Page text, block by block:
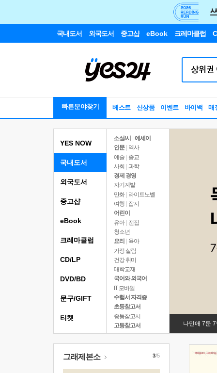
국내도서 외국도서 중고샵 eBook 크레마클럽
빠른분야찾기 베스트 신상품 이벤트 바이백 매
YES NOW
국내도서
소설/시
에세이
인문
역사
예술 | 종교
사회 | 과학
경제 경영
자기계발
만화 | 라이트노벨
여행
잡지
어린이
유아 | 전집
청소년
요리
육아
가정 살림
건강 취미
대학교재
국어와 외국어
IT 모바일
수험서 자격증
초등참고서
중등참고서
고등참고서
나민애 7문
외국도서
중고샵
eBook
크레마클럽
CD/LP
DVD/BD
문구/GIFT
티켓
그래제본소 3/5